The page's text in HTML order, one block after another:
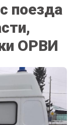
поезда
ОРВИ